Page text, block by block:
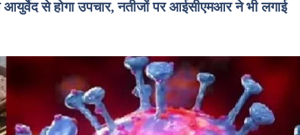
से होगा उपचार, नतीजों पर आईसीएमआर ने भी लगाई